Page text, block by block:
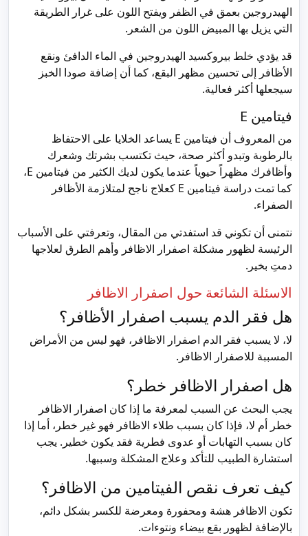
الهيدروجين بعمق في الظفر ويفتح اللون على غرار الطريقة
التي يزيل بها المبيض اللون من الشعر.
قد يؤدي خلط بيروكسيد الهيدروجين في الماء الدافئ ونقع
الأظافر إلى تحسين مظهر البقع، كما أن إضافة صودا الخبز
سيجعلها أكثر فعالية.
فيتامين E
من المعروف أن فيتامين E يساعد الخلايا على الاحتفاظ
بالرطوبة وتبدو أكثر صحة، حيث تكتسب بشرتك وشعرك
وأظافرك مظهراً حيوياً عندما يكون لديك الكثير من فيتامين E،
كما تمت دراسة فيتامين E كعلاج ناجح لمتلازمة الأظافر
الصفراء.
نتمنى أن تكوني قد استفدتي من المقال، وتعرفتي على الأسباب
الرئيسة لظهور مشكلة اصفرار الاظافر وأهم الطرق لعلاجها
دمتِ بخير.
الاسئلة الشائعة حول اصفرار الاظافر
هل فقر الدم يسبب اصفرار الأظافر؟
لا، لا يسبب فقر الدم اصفرار الاظافر، فهو ليس من الأمراض
المسببة للاصفرار الاظافر.
هل اصفرار الاظافر خطر؟
يجب البحث عن السبب لمعرفة ما إذا كان اصفرار الاظافر
خطر أم لا، فإذا كان بسبب طلاء الاظافر فهو غير خطر، أما إذا
كان بسبب التهابات أو عدوى فطرية فقد يكون خطير. يجب
استشارة الطبيب للتأكد وعلاج المشكلة وسببها.
كيف تعرف نقص الفيتامين من الاظافر؟
تكون الاظافر هشة ومحفورة ومعرضة للكسر بشكل دائم،
بالإضافة لظهور بقع بيضاء ونتوءات.